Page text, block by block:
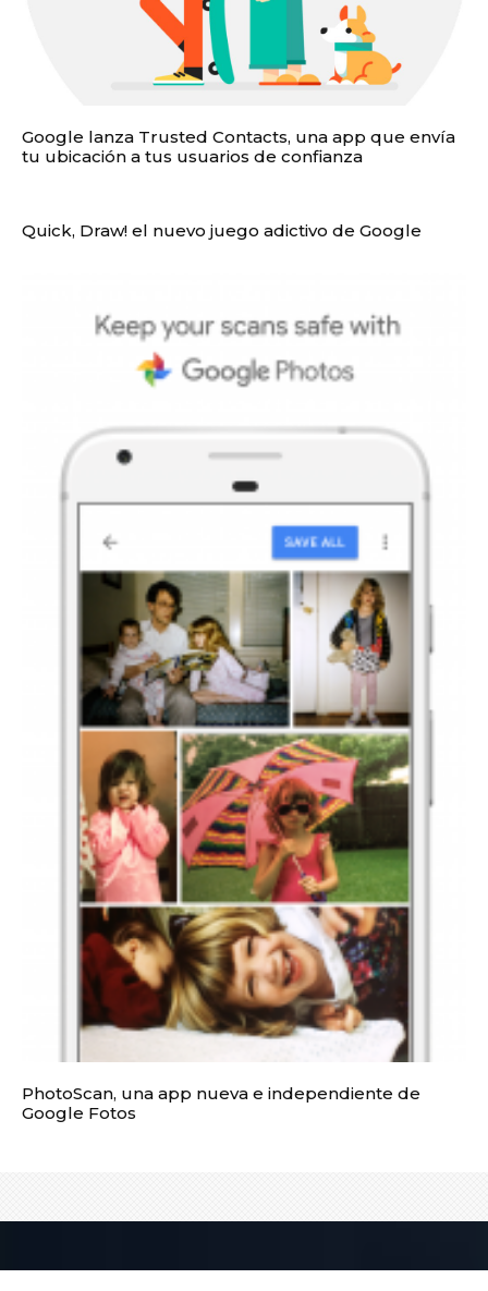
Google lanza Trusted Contacts, una app que envía
tu ubicación a tus usuarios de confianza
Quick, Draw! el nuevo juego adictivo de Google
PhotoScan, una app nueva e independiente de
Google Fotos